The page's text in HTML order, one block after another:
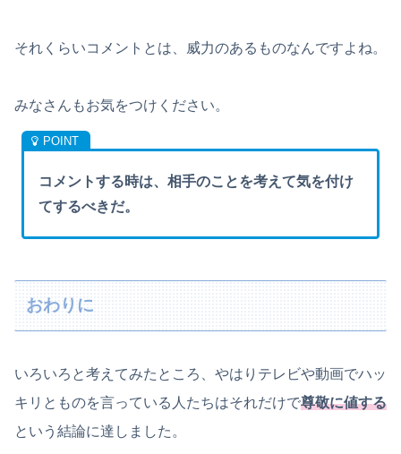
それくらいコメントとは、威力のあるものなんですよね。
みなさんもお気をつけください。
コメントする時は、相手のことを考えて気を付け
てするべきだ。
おわりに
いろいろと考えてみたところ、やはりテレビや動画でハッ
キリとものを言っている人たちはそれだけで尊敬に値する
という結論に達しました。